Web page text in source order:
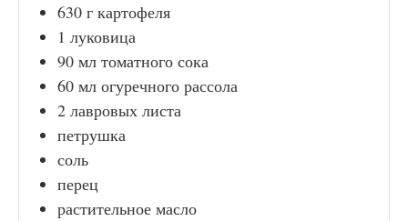
630 г картофеля
1 луковица
90 мл томатного сока
60 мл огуречного рассола
2 лавровых листа
петрушка
соль
перец
растительное масло